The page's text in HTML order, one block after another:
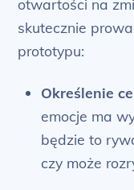
otwartości na
skutecznie
prototypu:
Określenie
emocje ma
będzie to
czy może